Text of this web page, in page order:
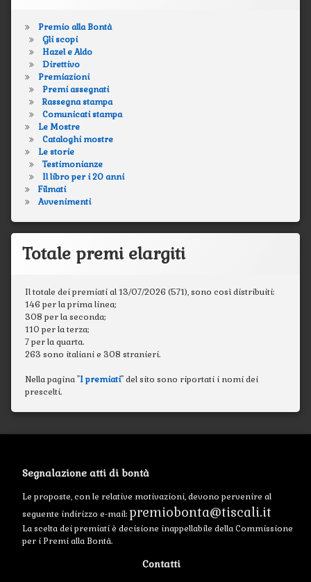
Premio alla Bontà
Gli scopi
Hazel e Aldo
Direttivo
Premiazioni
Premi assegnati
Rassegna stampa
Comunicati stampa
Le Mostre
Cataloghi mostre
Le storie
Testimonianze
Il libro per i 20 anni
Filmati
Avvenimenti
Totale premi elargiti
Il totale dei premiati al 13/07/2026 (571), sono così distribuiti:
146 per la prima linea;
308 per la seconda;
110 per la terza;
7 per la quarta.
263 sono italiani e 308 stranieri.
Nella pagina "I premiati" del sito sono riportati i nomi dei
prescelti.
Segnalazione atti di bontà
Le proposte, con le relative motivazioni, devono pervenire al
seguente indirizzo e-mail:premiobonta@tiscali.it
La scelta dei premiati è decisione inappellabile della Commissione
per i Premi alla Bontà.
Contatti